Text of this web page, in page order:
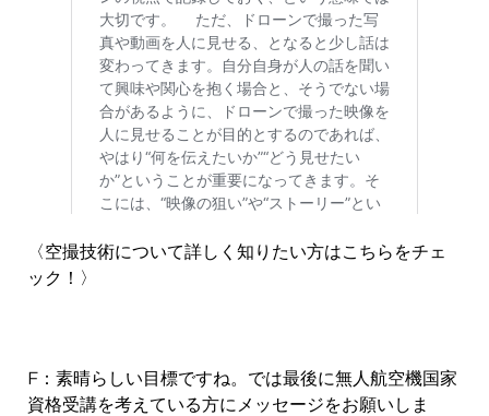
〈空撮技術について詳しく知りたい方はこちらをチェ
ック！〉
F：素晴らしい目標ですね。では最後に無人航空機国家
資格受講を考えている方にメッセージをお願いしま